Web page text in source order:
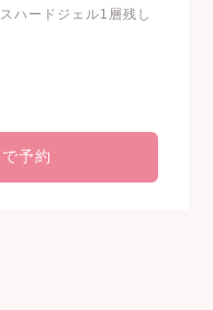
ハードジェル1層残し
予約